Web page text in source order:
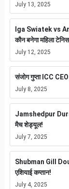
July 13, 2025
Iga Swiatek vs
कौन बनेगा महिला
July 12, 2025
संजोग गुप्ता ICC
July 8, 2025
Jamshedpur
मैच शेड्यूल!
July 7, 2025
Shubman Gill
एशियाई कप्तान!
July 4, 2025